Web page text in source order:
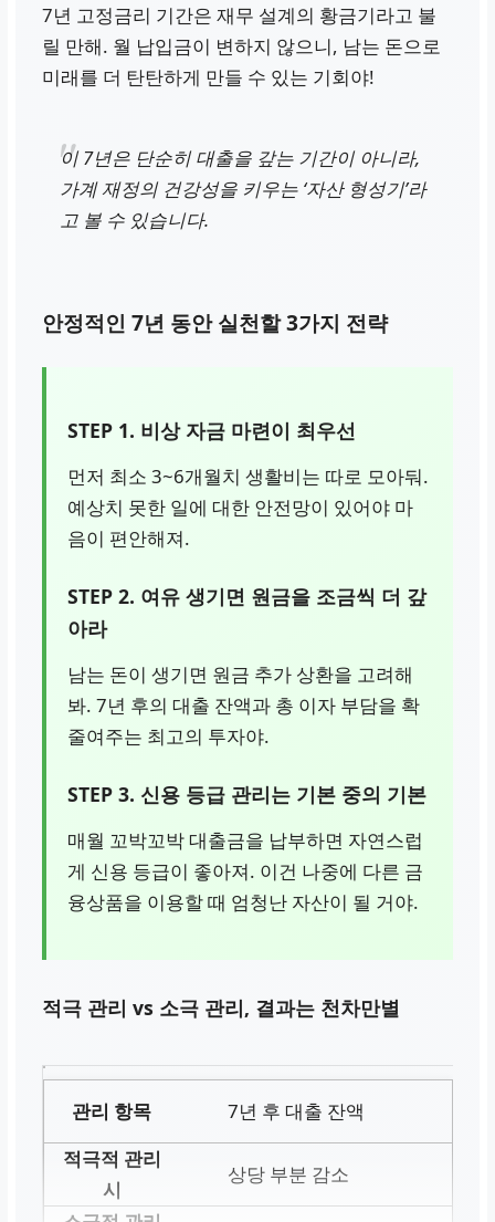
7년 고정금리 기간은 재무 설계의 황금기라고 불
릴 만해. 월 납입금이 변하지 않으니, 남는 돈으로
미래를 더 탄탄하게 만들 수 있는 기회야!
이 7년은 단순히 대출을 갚는 기간이 아니라,
가계 재정의 건강성을 키우는 ‘자산 형성기’라
고 볼 수 있습니다.
안정적인 7년 동안 실천할 3가지 전략
STEP 1. 비상 자금 마련이 최우선
먼저 최소 3~6개월치 생활비는 따로 모아둬.
예상치 못한 일에 대한 안전망이 있어야 마
음이 편안해져.
STEP 2. 여유 생기면 원금을 조금씩 더 갚
아라
남는 돈이 생기면 원금 추가 상환을 고려해
봐. 7년 후의 대출 잔액과 총 이자 부담을 확
줄여주는 최고의 투자야.
STEP 3. 신용 등급 관리는 기본 중의 기본
매월 꼬박꼬박 대출금을 납부하면 자연스럽
게 신용 등급이 좋아져. 이건 나중에 다른 금
융상품을 이용할 때 엄청난 자산이 될 거야.
적극 관리 vs 소극 관리, 결과는 천차만별
7년 후 대출 잔액
상당 부분 감소